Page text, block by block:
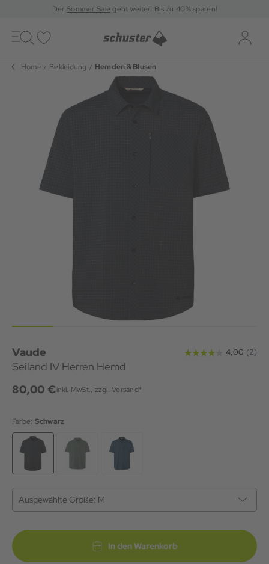
DerSommer Sale geht weiter: Bis zu 40% sparen!
Toggle
navigation
Home Bekleidung Hemden & Blusen
Vaude
Seiland IV Herren Hemd
80,00 €inkl. MwSt., zzgl. Versand*
Farbe: Schwarz
Ausgewählte Größe: M
In den Warenkorb